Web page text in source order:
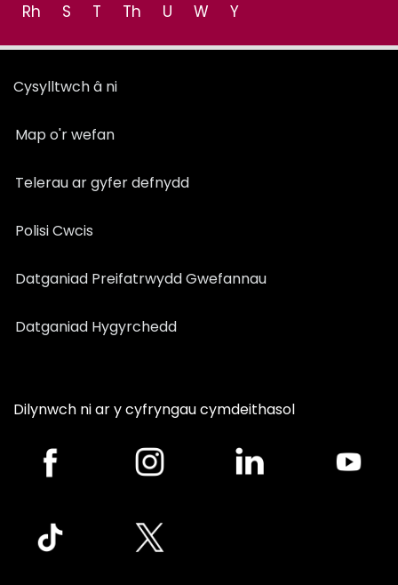
Rh
S T Th U W Y
Cysylltwch â ni
Map o'r wefan
Telerau ar gyfer defnydd
Polisi Cwcis
Datganiad Preifatrwydd Gwefannau
Datganiad Hygyrchedd
Dilynwch ni ar y cyfryngau cymdeithasol